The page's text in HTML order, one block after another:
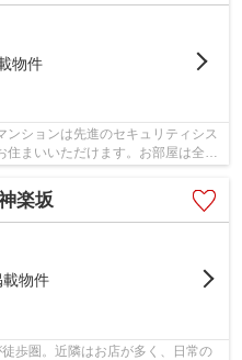
物件
ションは先進のセキュリティシス
住まいいただけます。お部屋は全居
楽坂
物件
歩圏。近隣はお店が多く、日常の